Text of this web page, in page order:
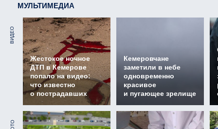
МУЛЬТИМЕДИА
ВИДЕО
Жестокое ночное
ДТП в Кемерове
попало на видео:
что известно
о пострадавших
Кемеровчане
заметили в небе
одновременно
красивое
и пугающее зрелище